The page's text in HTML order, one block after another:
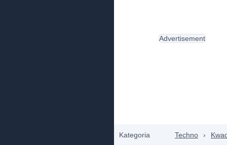
Kategoria Techno ›
Advertisement